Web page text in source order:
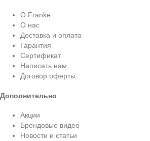
О Franke
О нас
Доставка и оплата
Гарантия
Сертификат
Написать нам
Договор оферты
Дополнительно
Акции
Брендовые видео
Новости и статьи